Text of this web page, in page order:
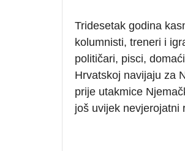
Tridesetak godina
kolumnisti, treneri i
političari, pisci,
Hrvatskoj navijaju za
prije utakmice
još uvijek nevjerojatni